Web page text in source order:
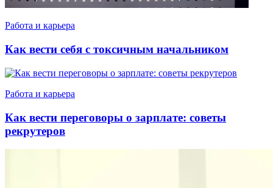
Работа и карьера
Как вести себя с токсичным начальником
Работа и карьера
Как вести переговоры о зарплате: советы
рекрутеров